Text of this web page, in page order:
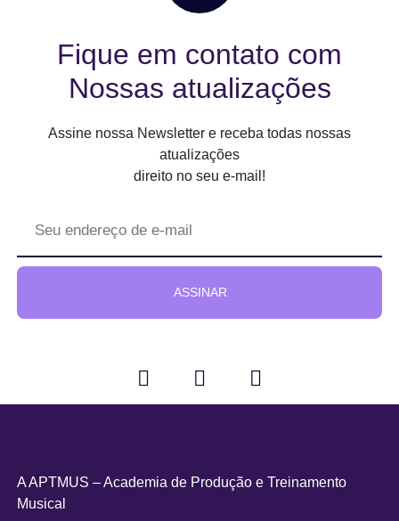
Fique em contato com
Nossas atualizações
Assine nossa Newsletter e receba todas nossas
atualizações
direito no seu e-mail!
ASSINAR
A APTMUS – Academia de Produção e Treinamento
Musical